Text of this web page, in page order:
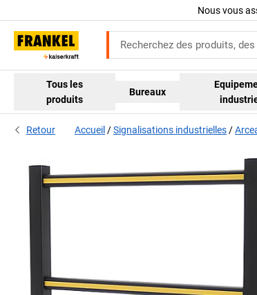
Nous vous
Tous les
produits
Bureaux
Retour Accueil Signalisations industrielles